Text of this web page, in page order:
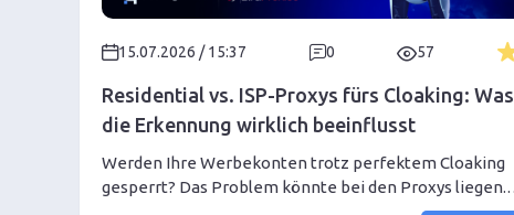
15.07.2026 / 15:37 0 57
Residential vs. ISP-Proxys fürs Cloaking: Was
die Erkennung wirklich beeinflusst
Werden Ihre Werbekonten trotz perfektem Cloaking
gesperrt? Das Problem könnte bei den Proxys liegen.